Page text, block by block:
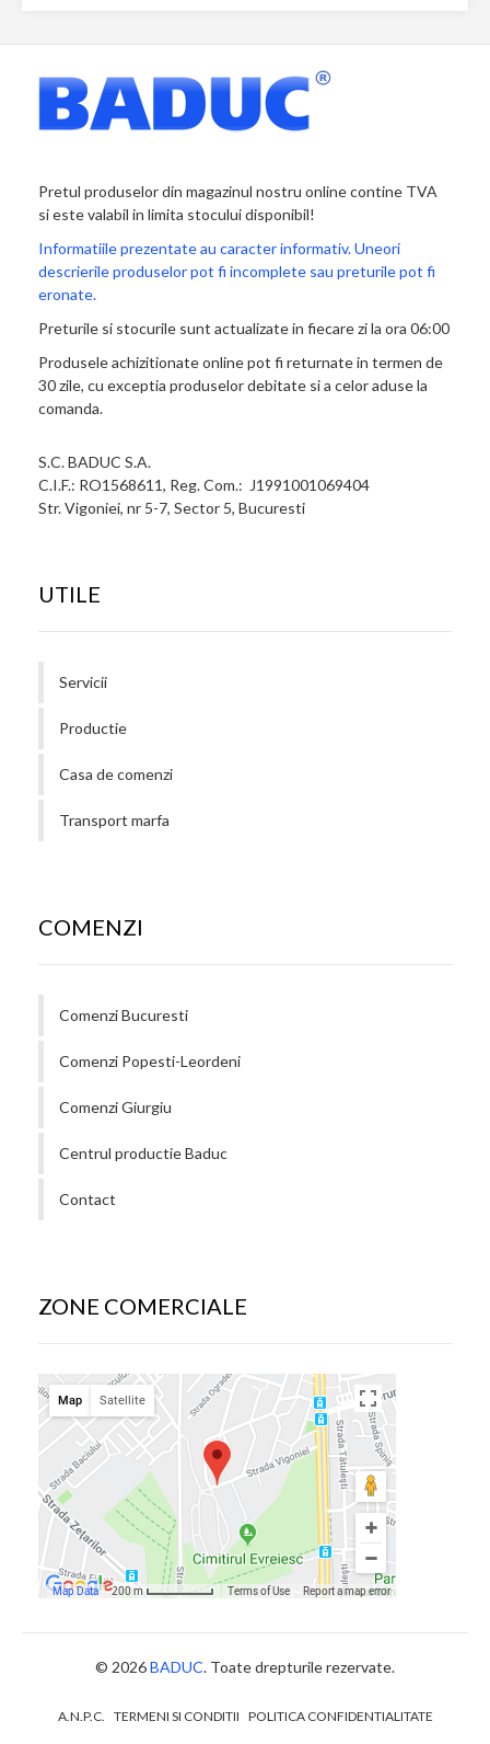
Pretul produselor din magazinul nostru online contine TVA
si este valabil in limita stocului disponibil!
Informatiile prezentate au caracter informativ. Uneori
descrierile produselor pot fi incomplete sau preturile pot fi
eronate.
Preturile si stocurile sunt actualizate in fiecare zi la ora 06:00
Produsele achizitionate online pot fi returnate in termen de
30 zile, cu exceptia produselor debitate si a celor aduse la
comanda.
S.C. BADUC S.A.
C.I.F.: RO1568611, Reg. Com.: J1991001069404
Str. Vigoniei, nr 5-7, Sector 5, Bucuresti
UTILE
Servicii
Productie
Casa de comenzi
Transport marfa
COMENZI
Comenzi Bucuresti
Comenzi Popesti-Leordeni
Comenzi Giurgiu
Centrul productie Baduc
Contact
ZONE COMERCIALE
© 2026BADUC. Toate drepturile rezervate.
A.N.P.C. TERMENI SI CONDITII POLITICA CONFIDENTIALITATE